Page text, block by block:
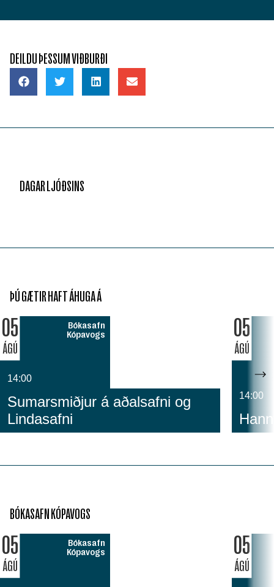
DEILDU ÞESSUM VIÐBURÐI
DAGAR LJÓÐSINS
ÞÚ GÆTIR HAFT ÁHUGA Á
05
ÁGÚ
Bókasafn
Kópavogs
14:00
Sumarsmiðjur á aðalsafni og
Lindasafni
05
ÁGÚ
14:00
BÓKASAFN KÓPAVOGS
05
ÁGÚ
Bókasafn
Kópavogs
05
ÁGÚ